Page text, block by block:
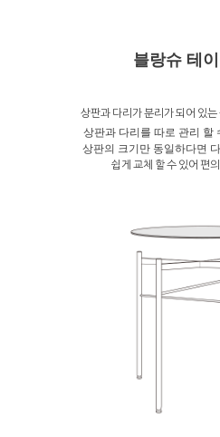
블랑슈 테
상판과 다리가 분리가 되어 있
상판과 다리를 따로 관리 할
상판의 크기만 동일하다면
쉽게 교체 할 수 있어 편